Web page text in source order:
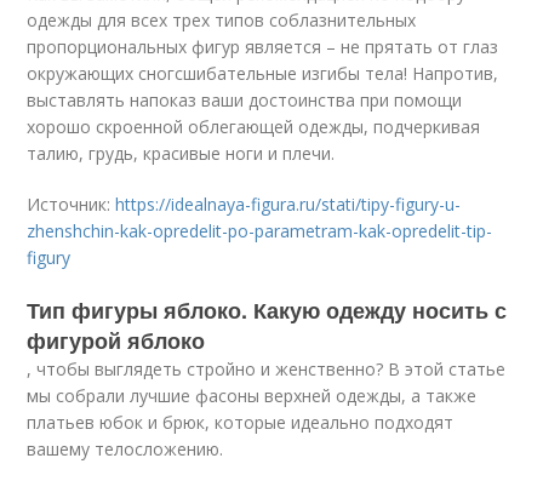
одежды для всех трех типов соблазнительных
пропорциональных фигур является – не прятать от глаз
окружающих сногсшибательные изгибы тела! Напротив,
выставлять напоказ ваши достоинства при помощи
хорошо скроенной облегающей одежды, подчеркивая
талию, грудь, красивые ноги и плечи.
Источник:https://idealnaya-figura.ru/stati/tipy-figury-u-
zhenshchin-kak-opredelit-po-parametram-kak-opredelit-tip-
figury
Тип фигуры яблоко. Какую одежду носить с
фигурой яблоко
, чтобы выглядеть стройно и женственно? В этой статье
мы собрали лучшие фасоны верхней одежды, а также
платьев юбок и брюк, которые идеально подходят
вашему телосложению.